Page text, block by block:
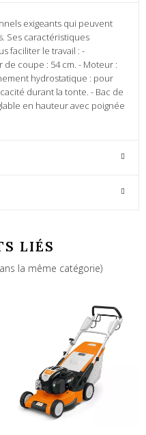
exigeants qui peuvent
Ses caractéristiques
faciliter le travail : -
de coupe : 54 cm. - Moteur :
hydrostatique : pour
durant la tonte. - Bac de
en hauteur avec poignée
LIÉS
la même catégorie)